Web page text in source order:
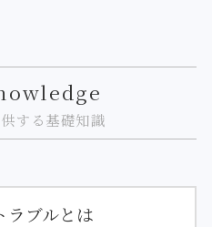
する基礎知識
ラブルとは